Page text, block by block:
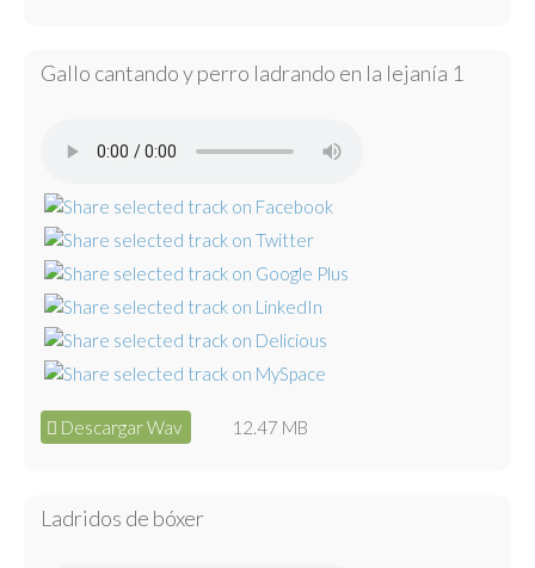
Gallo cantando y perro ladrando en la lejanía 1
Descargar Wav 12.47 MB
Ladridos de bóxer